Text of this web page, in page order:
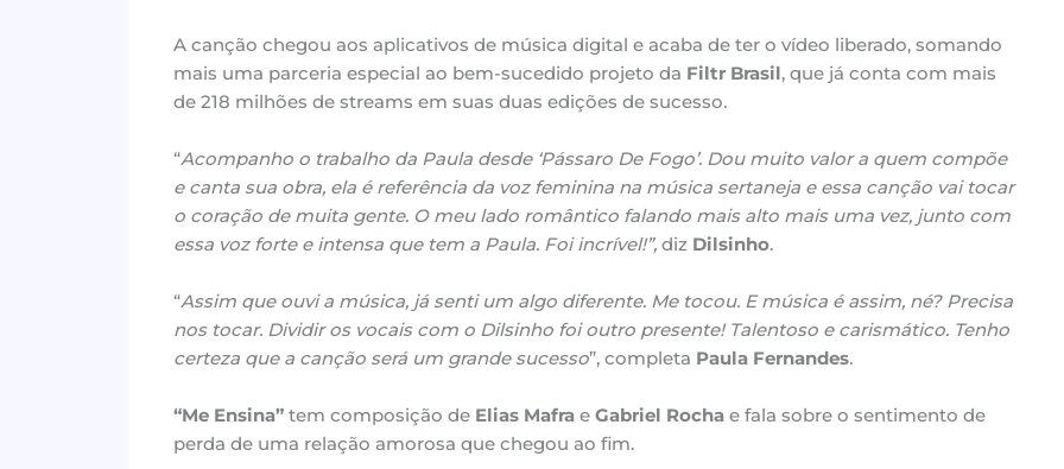
A canção chegou aos aplicativos de música digital e acaba de ter o vídeo liberado, somando
mais uma parceria especial ao bem-sucedido projeto da Filtr Brasil, que já conta com mais
de 218 milhões de streams em suas duas edições de sucesso.
“Acompanho o trabalho da Paula desde ‘Pássaro De Fogo’. Dou muito valor a quem compõe
e canta sua obra, ela é referência da voz feminina na música sertaneja e essa canção vai tocar
o coração de muita gente. O meu lado romântico falando mais alto mais uma vez, junto com
essa voz forte e intensa que tem a Paula. Foi incrível!”,diz Dilsinho.
“Assim que ouvi a música, já senti um algo diferente. Me tocou. E música é assim, né? Precisa
nos tocar. Dividir os vocais com o Dilsinho foi outro presente! Talentoso e carismático. Tenho
certeza que a canção será um grande sucesso”, completa Paula Fernandes.
“Me Ensina”tem composição de Elias Mafrae Gabriel Rochae fala sobre o sentimento de
perda de uma relação amorosa que chegou ao fim.